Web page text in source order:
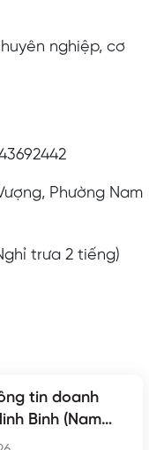
nghiệp, cơ
Phường Nam
trưa 2 tiếng)
tin doanh
Binh (Nam
- Ninh Binh)